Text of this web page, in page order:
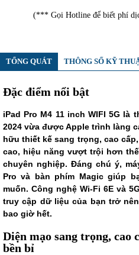
(*** Gọi Hotline để biết phí
TỔNG QUÁT THÔNG SỐ KỸ
Đặc điểm nổi bật
iPad Pro M4 11 inch WIFI 5G là
2024 vừa được Apple trình làng
hữu thiết kế sang trọng, cao
cao, hiệu năng vượt trội hơn
chuyên nghiệp. Đáng chú ý,
Pro và bàn phím Magic giúp
muốn. Công nghệ Wi-Fi 6E và
truy cập dữ liệu của bạn trở
bao giờ hết.
Diện mạo sang trọng, cao
bền bỉ